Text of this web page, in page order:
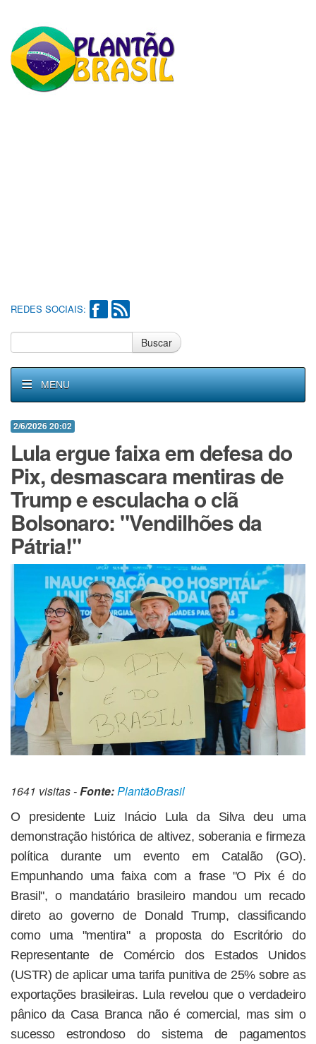
REDES SOCIAIS:
Buscar
MENU
2/6/2026 20:02
Lula ergue faixa em defesa do
Pix, desmascara mentiras de
Trump e esculacha o clã
Bolsonaro: "Vendilhões da
Pátria!"
1641 visitas -Fonte:PlantãoBrasil
O presidente Luiz Inácio Lula da Silva deu uma
demonstração histórica de altivez, soberania e firmeza
política durante um evento em Catalão (GO).
Empunhando uma faixa com a frase "O Pix é do
Brasil", o mandatário brasileiro mandou um recado
direto ao governo de Donald Trump, classificando
como uma "mentira" a proposta do Escritório do
Representante de Comércio dos Estados Unidos
(USTR) de aplicar uma tarifa punitiva de 25% sobre as
exportações brasileiras. Lula revelou que o verdadeiro
pânico da Casa Branca não é comercial, mas sim o
sucesso estrondoso do sistema de pagamentos